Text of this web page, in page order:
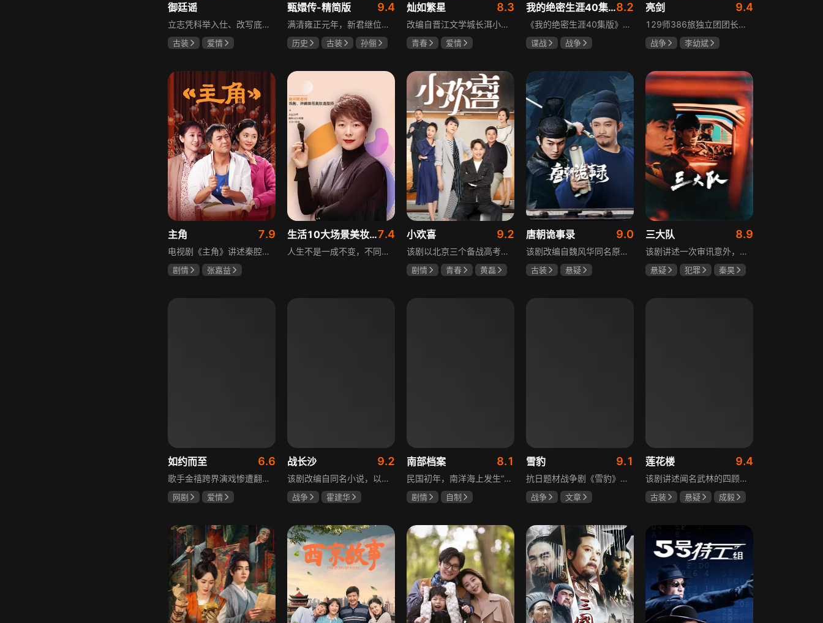
御廷谣
立志凭科举入仕、改写底层命运的孤女孟廷辉因意外结识微服私访的少年新帝英寡，二人联手铲除沙州官匪，英寡赏识其胆识智谋，暗中助力她赴京赶考。孟廷辉入京后遭科举舞弊构陷，凭智勇自证清白，被英寡破格任命为察闻院主事，清查虎啸帮、晚香阁等黑恶势力，逐步牵出血月会复国阴谋与朝堂权斗。二人从君臣知己渐生情愫，历经身世谜团、朝堂阻力与边境战乱，最终平定叛乱、整肃朝纲，携手共护江山万民。
古装
爱情
甄嬛传-精简版 9.4
满清雍正元年，新君继位后朝堂看似祥和实则暗流涌动，后宫华妃与皇后分庭抗礼，各方势力裹挟其中凶险异常，太后主持选秀拉开帷幕，大理寺少卿甄远道长女甄嬛意外得雍正赏识步入皇宫，在皇后与华妃的夹击下，甄嬛小心周旋忍辱负重，不得不用智慧保护自己，一次次卷入残酷宫闱斗争。
历史 古装
孙俪
灿如繁星 8.3
改编自晋江文学城长洱小说《狭路》，讲述心理学博士林晚星遭遇变故后返乡任教，邂逅顶级教练王法，带领垫底差生逆袭追梦的热血救赎故事。林晚星用“自由式”教育，培养少年们的独立人格，帮他们学会生活、融洽自我、发现所爱、勇于追求，诠释“不远狭路，终见光明”的成长内核。
青春
爱情
我的绝密生涯40集版8.2
《我的绝密生涯40集版》以1931年东北为背景，苏联特使引发暗杀行动，商人关郁达卷入被重伤失踪，妻子谭梓君带家人在新京安顿。八年后关郁达打入日本特务机关为我党提供情报，与谭梓君相遇却因身份不能相认，谭梓君心中充满怀疑。
谍战
战争
亮剑 9.4
129师386旅独立团团长李云龙敢想敢干、不按规矩办事，脾气火爆性格直爽，带领独立团展现出敢于拼杀的劲头，接连击败坂田连队、山崎大队、山本部队，名声大噪却因屡次犯规遭贬斥。抗战时期他与国军358团团长楚云飞惺惺相惜，徐蚌会战中一较高下双双重伤，养病期间李云龙与护士田雨相恋，两人及亲人战友历经国家沧桑巨变。
战争
李幼斌
主角 7.9
电视剧《主角》讲述秦腔名伶忆秦娥阴差阳错被舅舅胡三元带入剧团，历经近半个世纪兴衰起伏，从牧羊女成长为一代秦腔名伶的故事，剧集以秦腔发展为脉络映射大历史起落，反映中国社会四十年变迁中普通人的情感生活与命运，展现传统艺术传承与时代变迁的交织。
剧情
张嘉益
生活10大场景美妆秘籍7.4
人生不是一成不变，不同的场合不同的角色，适宜的妆容造型往往能帮助人们建立自信、破冰社交，开启一个良好开端，做到事半功倍。姜月辉老师亲自打造的《10大生活场景角色妆容课程》，将针对不同的生活场景和角色需求，教授相应的妆容造型技巧，让学员轻松驾驭每个人生角色，打造出适合自己的妆容，提升个人形象和气质。
小欢喜 9.2
该剧以北京三个备战高考的家庭为核心，讲述童文洁与方一凡、宋倩与乔英子、季胜利与季杨杨这几组亲子，在升学压力下，围绕成绩、陪伴、沟通等问题产生的矛盾与磨合，展现了中年家长与青春期孩子共同成长的温馨故事。
剧情 青春
黄磊
唐朝诡事录 9.0
该剧改编自魏风华同名原著，讲述繁华大唐盛世下发生的一系列奇闻异事。长安金吾卫中郎将卢凌风与狄公亲传弟子苏无名携手，共破《长安红茶》《石桥图》等九个诡异案件，从新娘失踪案到宫廷秘闻，从朝堂到乡间，他们在破案过程中相互了解，逐渐成长，共同守护苍生，担负起挽救社稷于危急的使命。
古装
悬疑
三大队 8.9
该剧讲述一次审讯意外，三大队刑警程兵入狱服刑，队友受牵连脱警、降职，曾经的警界精英三大队分崩离析。十年牢狱，程兵重获自由，失去一切，而案件的犯罪嫌疑人王大勇依旧在逃。穿一天警服，终身是正义，不甘化作执着，利刃再次出鞘，程兵和三大队的兄弟重新集结踏上追凶之路，在孤独漫长的旅途中配合警方千里追凶，也在这苦行僧一样的历程中重新找到人生的坐标和生命的意义。本片根据原载于“网易人间”作者深蓝的《请转告局长，三大队任务完成》改编。
悬疑 犯罪
秦昊
如约而至 6.6
歌手金禧跨界演戏惨遭翻车，全网群嘲演技拉胯！不服输的他另辟蹊径，转行试水音乐剧，誓要逆袭打脸。机缘巧合下，他对高冷硬核的金牌音乐剧导演宁瑾一见心动，两人意外留下暧昧一吻，转头试镜现场再度狭路相逢。 宁瑾本就抵触偶像跨界，对半路空降的流量新人金禧百般严苛，花式魔鬼训练轮番上线。金禧顶住剧团前辈排挤、同行暗算、舆论刁难等重重危机，日夜苦练打磨演技，慢慢褪去偶像光环、解锁真实自我，一点点打动高冷导演和剧团众人。 一路走来，二人历经误会争执、事业危机、亲情心结、分手磨合多重考验，在并肩拯救濒临倒闭的剧团、携手打磨《倩女幽魂》剧目、共渡舞台难关的过程中，情愫渐生、双向治愈。最终剧目首演大获成功，叛逆
网剧
爱情
战长沙 9.2
该剧改编自同名小说，以中国近代史上著名的“长沙会战”为背景，借由长沙城一户普通胡姓人家在战争中的命运浮沉，展现战火的无情以及在日军铁蹄侵略下中华儿女奋起抗战的不屈精神。1938年10月日军攻陷武汉，长沙危在旦夕，城中茶园巷的胡家人在孙女婿薛君山的支持下，为最宠爱的龙凤胎湘湘和小满安排退路。薛君山先将湘湘介绍给留洋归来保卫长沙的顾清明，可惜二人一见面便势同水火，薛君山只好另选人家。湘湘订婚当日，蒋介石密令火烧长沙，因指挥失当酿成巨大灾难，繁华古城毁于一旦，很多人包括湘湘的未婚夫一家被活活烧死。焦土上，各地英雄儿女齐聚长沙，和湖南人民一起阻挡敌人铁蹄，胡家人也在劫难中演绎了一幕幕悲欢离合。
战争
霍建华
南部档案 8.1
民国初年，南洋海上发生“水鬼望乡”离奇命案，张家外派调查神秘事务的南部档案馆坐办张海盐、张海虾二人搭档亲往调查，却意外卷入了一个用于猎杀海外张家人的绝命死局。张海虾以自己的死谋局求解，送张海盐上了“南安号”巨轮回厦城以图他能够有一线生机，但这趟波澜诡谲的航程似乎才刚刚起航，一手遮天的军阀大佬、单纯执着的少年账房、还有十年未见的至亲故人……张海盐独自面对着接踵而至的意外，而当他踏上厦城的那一刻，真正属于两个少年的命运才初初开始转动。
剧情
自制
雪豹 9.1
抗日题材战争剧《雪豹》讲述抗日女学生陈怡是一个在革命道路上逐渐成长起来的优秀青年。从慷慨激昂的热血学生，到成熟稳重的革命战士，甚至执行任务的时候还要扮演性格大胆奔放的交际花，打入到敌人内部获取情报。在做情报工作时，与搭档张楚扮假夫妻，多次身陷险境命悬一线。周卫国原本是一名玩世不恭的富家子弟，却不乏热血，抗战时为了保护初恋女友，举枪杀了一名日本人，由此改名换姓走上了革命道路，从国民党中央军校到德国军校，再到回国创建中国第一支特战部队，成为了一个真正的传奇英雄。
战争
文章
莲花楼 9.4
该剧讲述闻名武林的四顾门门主李相夷在一次大战后身受重伤，从此退隐江湖成为淡泊名利的“假神医”李莲花。他遇到新交方多病与旧敌笛飞声后，重新卷入江湖。江湖暗流涌动，疑团扑朔迷离，抽丝剥茧方能断出真相，一段荡气回肠的侠义情即将热血展开，展现了侠义、探案与江湖恩怨交织的精彩故事。
古装 悬疑
成毅